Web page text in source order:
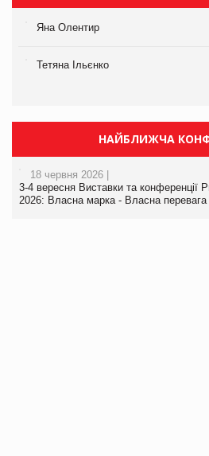
Яна Олентир
Тетяна Ільєнко
НАЙБЛИЖЧА
18 червня 2026 |
3-4 вересня Виставки та конференції
2026: Власна марка - Власна перевага